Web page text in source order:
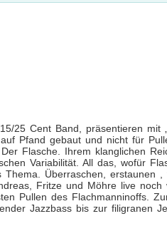
25 Cent Band, präsentieren mit
Pfand gebaut und nicht für
Flasche. Ihrem klanglichen
Variabilität. All das, wofür
Überraschen, erstaunen
Fritze und Möhre live
Pullen des Flachmanninoffs.
Jazzbass bis zur filigranen